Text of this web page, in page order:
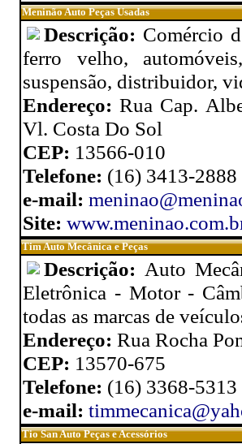
Meninão Auto Peças Usadas
Descrição: Comércio
ferro velho,
suspensão, distribuidor,
Endereço:Rua Cap.
Vl. Costa Do Sol
CEP: 13566-010
Telefone: (16) 3413-2888
e-mail:
Site:
Tim Auto Mecânica e Peças
Descrição: Auto
Eletrônica - Motor -
todas as marcas de
Endereço: Rua Rocha
CEP: 13570-675
Telefone: (16) 3368-5313
e-mail:
Tio San Auto Peças e Acessórios